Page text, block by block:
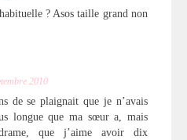
? Asos taille grand non
2010
de se plaignait que je n’avais
longue que ma sœur a, mais
que j’aime avoir dix